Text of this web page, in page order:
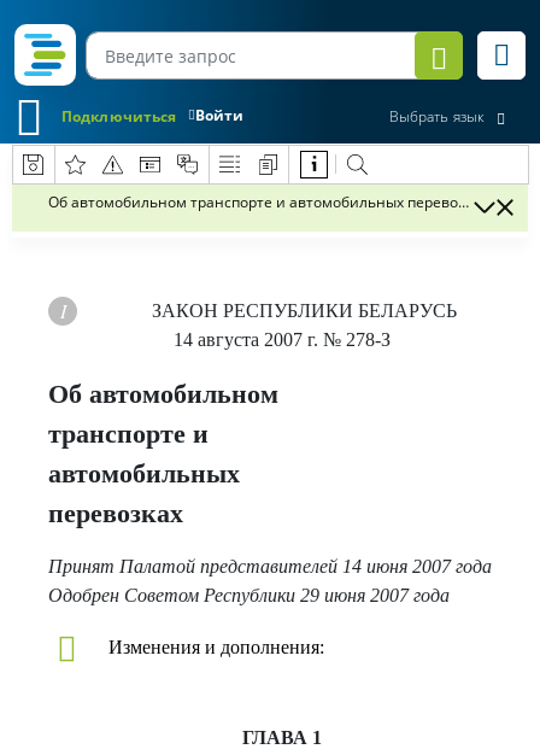
Войти
Подключиться Выбрать язык
Об автомобильном транспорте и автомобильных перевозках
ЗАКОН РЕСПУБЛИКИ БЕЛАРУСЬ
14 августа 2007 г. № 278-З
Об автомобильном
транспорте и
автомобильных
перевозках
Принят Палатой представителей 14 июня 2007 года
Одобрен Советом Республики 29 июня 2007 года
Изменения и дополнения:
ГЛАВА 1